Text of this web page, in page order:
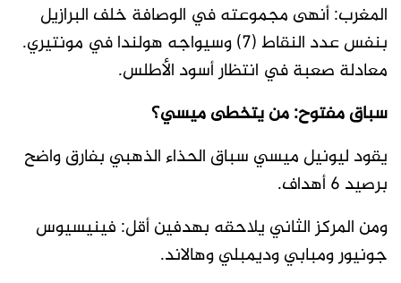
المغرب: أنهى مجموعته في الوصافة خلف البرازيل
بنفس عدد النقاط (7) وسيواجه هولندا في مونتيري.
معادلة صعبة في انتظار أسود الأطلس.
سباق مفتوح: من يتخطى ميسي؟
يقود ليونيل ميسي سباق الحذاء الذهبي بفارق واضح
برصيد 6 أهداف.
ومن المركز الثاني يلاحقه بهدفين أقل: فينيسيوس
جونيور ومبابي وديمبلي وهالاند.